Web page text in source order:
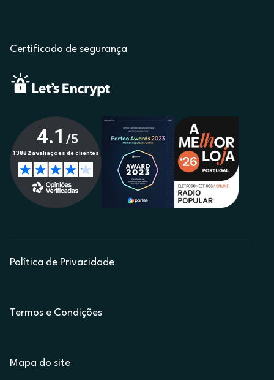
Certificado de segurança
Política de Privacidade
Termos e Condições
Mapa do site